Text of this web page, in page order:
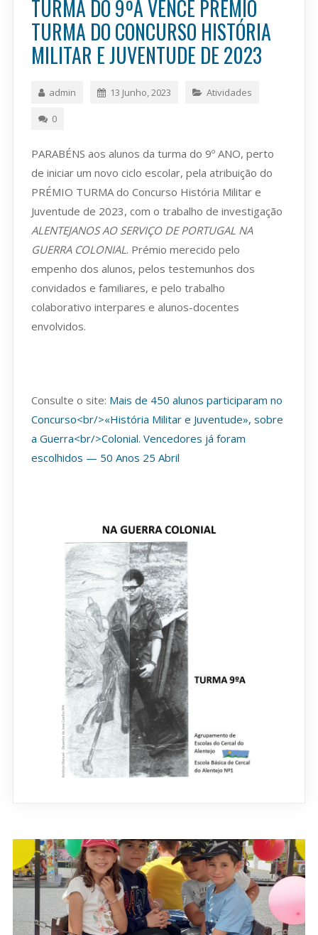
TURMA DO 9ºA VENCE PRÉMIO
TURMA DO CONCURSO HISTÓRIA
MILITAR E JUVENTUDE DE 2023
admin 13 Junho, 2023 Atividades
0
PARABÉNS aos alunos da turma do 9º ANO, perto
de iniciar um novo ciclo escolar, pela atribuição do
PRÉMIO TURMA do Concurso História Militar e
Juventude de 2023, com o trabalho de investigação
ALENTEJANOS AO SERVIÇO DE PORTUGAL NA
GUERRA COLONIAL. Prémio merecido pelo
empenho dos alunos, pelos testemunhos dos
convidados e familiares, e pelo trabalho
colaborativo interpares e alunos-docentes
envolvidos.
Consulte o site: Mais de 450 alunos participaram no
Concurso<br/>«História Militar e Juventude», sobre
a Guerra<br/>Colonial. Vencedores já foram
escolhidos — 50 Anos 25 Abril